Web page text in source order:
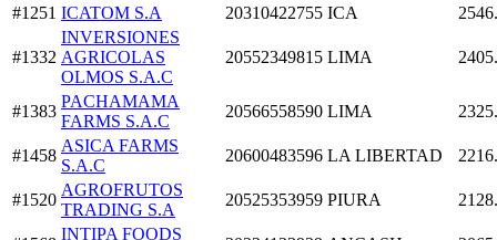
#1251 ICATOM S.A 20310422755 ICA
#1332
INVERSIONES
AGRICOLAS
OLMOS S.A.C
20552349815 LIMA
#1383
PACHAMAMA
FARMS S.A.C
20566558590 LIMA
#1458
ASICA FARMS
S.A.C
20600483596 LA LIBERTAD
#1520
AGROFRUTOS
TRADING S.A
20525353959 PIURA
INTIPA FOODS